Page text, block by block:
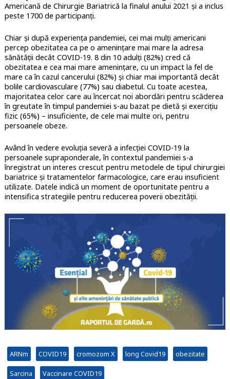
Americană de Chirurgie Bariatrică la finalul anului 2021 și a inclus
peste 1700 de participanți.
Chiar și după experiența pandemiei, cei mai mulți americani
percep obezitatea ca pe o amenințare mai mare la adresa
sănătății decât COVID-19. 8 din 10 adulți (82%) cred că
obezitatea e cea mai mare amenințare, cu un impact la fel de
mare ca în cazul cancerului (82%) și chiar mai importantă decât
bolile cardiovasculare (77%) sau diabetul. Cu toate acestea,
majoritatea celor care au încercat noi abordări pentru scăderea
în greutate în timpul pandemiei s-au bazat pe dietă și exercițiu
fizic (65%) – insuficiente, de cele mai multe ori, pentru
persoanele obeze.
Având în vedere evoluția severă a infecției COVID-19 la
persoanele supraponderale, în contextul pandemiei s-a
înregistrat un interes crescut pentru metodele de tipul chirurgiei
bariatrice și tratamentelor farmacologice, care erau insuficient
utilizate. Datele indică un moment de oportunitate pentru a
intensifica strategiile pentru reducerea poverii obezității.
ARNm COVID19 cromozom X long Covid19 obezitate
Sarcina Vaccinare COVID19